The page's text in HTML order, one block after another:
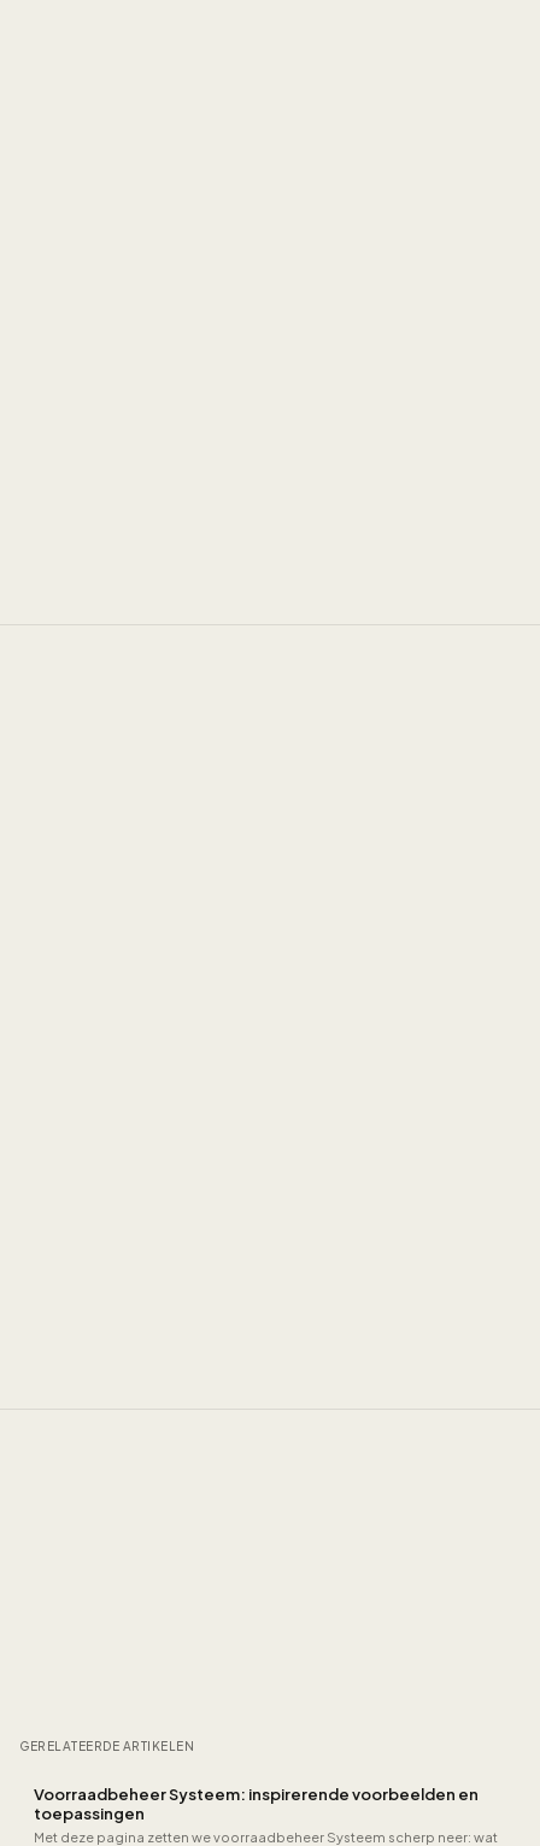
GERELATEERDE ARTIKELEN
Voorraadbeheer Systeem: inspirerende voorbeelden en
toepassingen
Met deze pagina zetten we voorraadbeheer Systeem scherp neer: wat